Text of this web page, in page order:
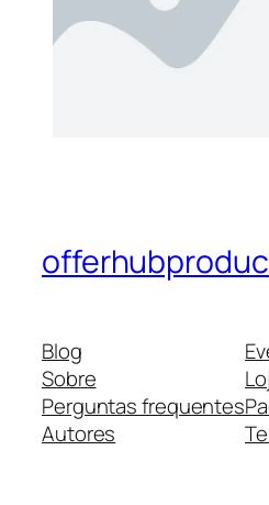
Blog
Sobre
Perguntas frequentes
Autores